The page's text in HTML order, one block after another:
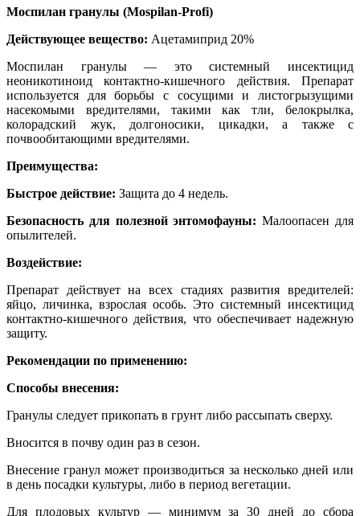
Моспилан гранулы (Mospilan-Profi)
Действующее вещество: Ацетамиприд 20%
Моспилан гранулы — это системный инсектицид
неоникотиноид контактно-кишечного действия. Препарат
используется для борьбы с сосущими и листогрызущими
насекомыми вредителями, такими как тли, белокрылка,
колорадский жук, долгоносики, цикадки, а также с
почвообитающими вредителями.
Преимущества:
Быстрое действие: Защита до 4 недель.
Безопасность для полезной энтомофауны: Малоопасен для
опылителей.
Воздействие:
Препарат действует на всех стадиях развития вредителей:
яйцо, личинка, взрослая особь. Это системный инсектицид
контактно-кишечного действия, что обеспечивает надежную
защиту.
Рекомендации по применению:
Способы внесения:
Гранулы следует прикопать в грунт либо рассыпать сверху.
Вносится в почву один раз в сезон.
Внесение гранул может производиться за несколько дней или
в день посадки культуры, либо в период вегетации.
Для плодовых культур — минимум за 30 дней до сбора